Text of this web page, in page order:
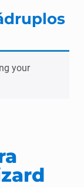
your